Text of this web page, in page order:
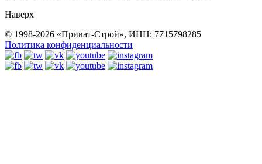
Наверх
© 1998-2026 «Приват-Строй», ИНН: 7715798285
Политика конфиденциальности